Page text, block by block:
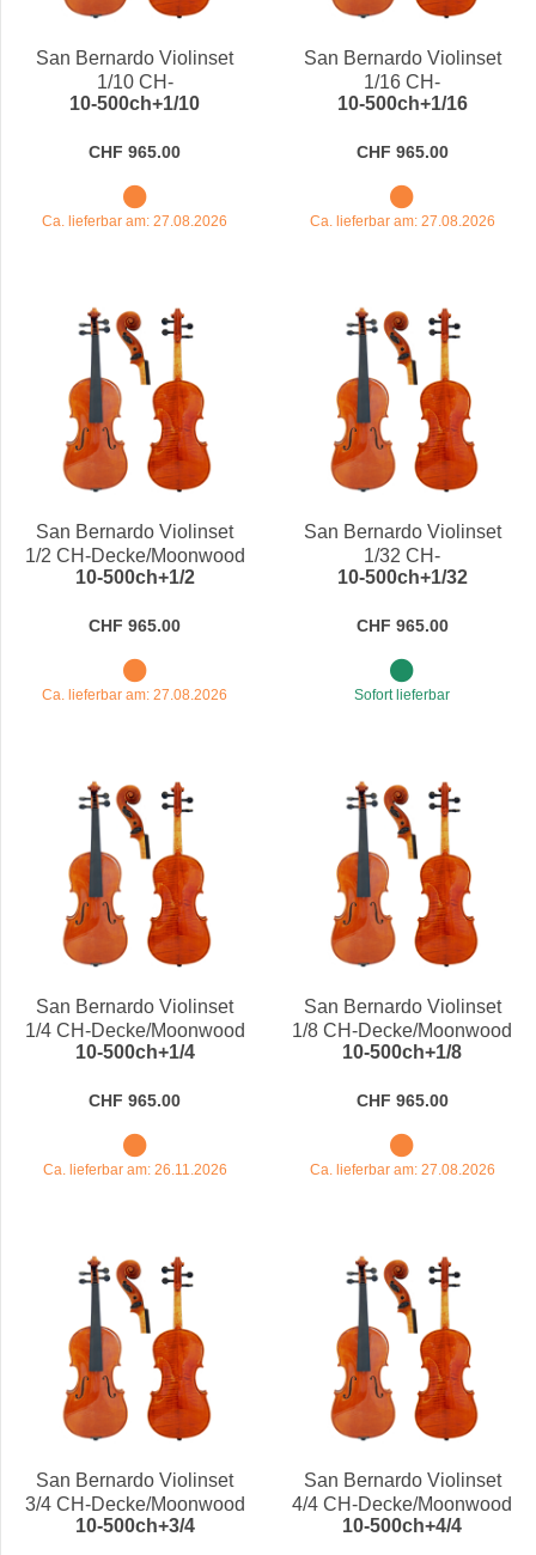
Preis
San Bernardo Violinset
1/10 CH-
Decke/Moonwood
10-500ch+1/10
CHF 965.00
Ca. lieferbar am: 27.08.2026
San Bernardo Violinset
1/16 CH-
Decke/Moonwood
10-500ch+1/16
CHF 965.00
Ca. lieferbar am: 27.08.2026
San Bernardo Violinset
1/2 CH-Decke/Moonwood
10-500ch+1/2
CHF 965.00
Ca. lieferbar am: 27.08.2026
San Bernardo Violinset
1/32 CH-
Decke/Moonwood
10-500ch+1/32
CHF 965.00
Sofort lieferbar
San Bernardo Violinset
1/4 CH-Decke/Moonwood
10-500ch+1/4
CHF 965.00
Ca. lieferbar am: 26.11.2026
San Bernardo Violinset
1/8 CH-Decke/Moonwood
10-500ch+1/8
CHF 965.00
Ca. lieferbar am: 27.08.2026
San Bernardo Violinset
3/4 CH-Decke/Moonwood
10-500ch+3/4
San Bernardo Violinset
4/4 CH-Decke/Moonwood
10-500ch+4/4